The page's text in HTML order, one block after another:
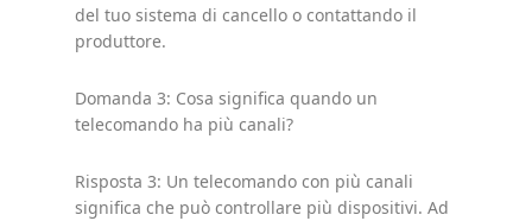
del tuo sistema di cancello o contattando il
produttore.
Domanda 3: Cosa significa quando un
telecomando ha più canali?
Risposta 3: Un telecomando con più canali
significa che può controllare più dispositivi. Ad